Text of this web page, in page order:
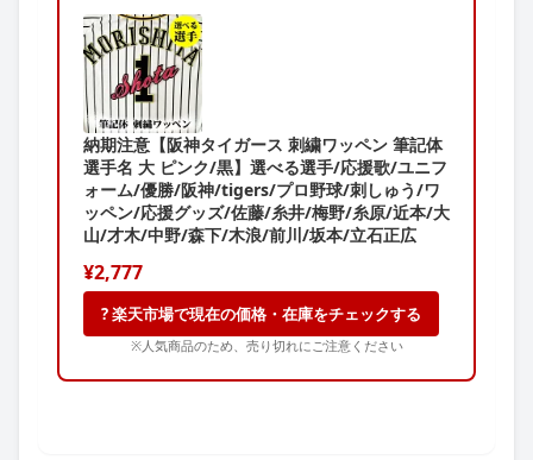
納期注意【阪神タイガース 刺繍ワッペン 筆記体
選手名 大 ピンク/黒】選べる選手/応援歌/ユニフ
ォーム/優勝/阪神/tigers/プロ野球/刺しゅう/ワ
ッペン/応援グッズ/佐藤/糸井/梅野/糸原/近本/大
山/才木/中野/森下/木浪/前川/坂本/立石正広
¥2,777
? 楽天市場で現在の価格・在庫をチェックする
※人気商品のため、売り切れにご注意ください